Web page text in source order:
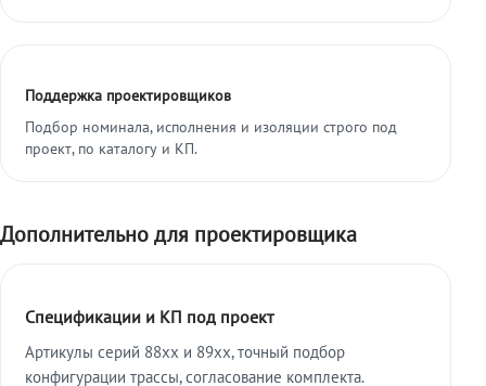
Поддержка проектировщиков
Подбор номинала, исполнения и изоляции строго под
проект, по каталогу и КП.
Дополнительно для проектировщика
Спецификации и КП под проект
Артикулы серий 88xx и 89xx, точный подбор
конфигурации трассы, согласование комплекта.